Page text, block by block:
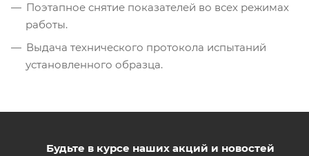
Поэтапное снятие показателей во всех режимах
работы.
Выдача технического протокола испытаний
установленного образца.
Будьте в курсе наших акций и новостей